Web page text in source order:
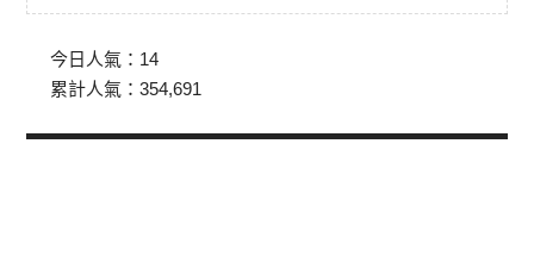
今日人氣： 14
累計人氣：354,691